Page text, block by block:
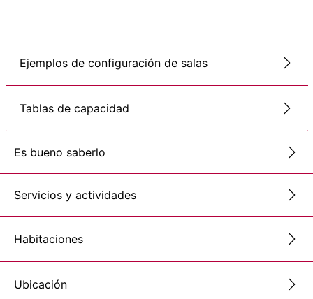
Ejemplos de configuración de salas
Tablas de capacidad
Es bueno saberlo
Servicios y actividades
Habitaciones
Ubicación